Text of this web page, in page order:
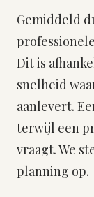
Gemiddeld
Dit is
snelheid
aanlevert.
terwijl een
vraagt. We
planning op.